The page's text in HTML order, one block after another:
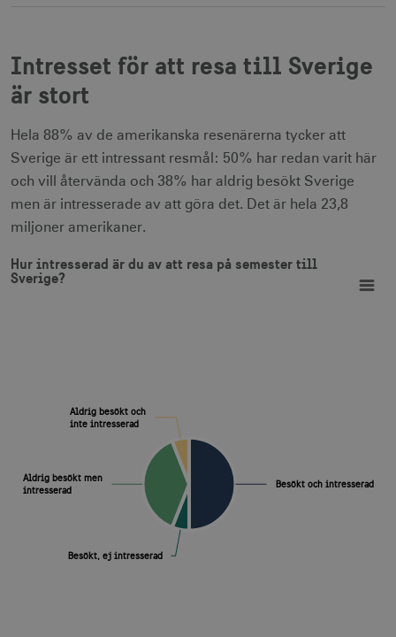
Intresset för att resa till Sverige
är stort
Hela 88% av de amerikanska resenärerna tycker att
Sverige är ett intressant resmål: 50% har redan varit här
och vill återvända och 38% har aldrig besökt Sverige
men är intresserade av att göra det. Det är hela 23,8
miljoner amerikaner.
Hur intresserad är du av att resa på semester till
Sverige?
Hur intresserad är du av att resa på semester till Sverige?
Pie chart with 4 slices.
View as data table, Hur intresserad är du av att resa på semester till
Besökt och intresserad
Besökt och intresserad
Besökt, ej intresserad
Besökt, ej intresserad
Aldrig besökt men
intresserad
Aldrig besökt men
intresserad
Aldrig besökt och
inte intresserad
Aldrig besökt och
inte intresserad